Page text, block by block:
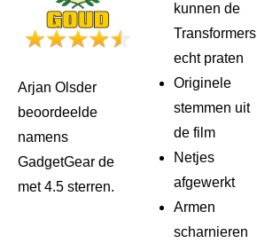
Arjan Olsder
beoordeelde
namens
GadgetGear de
met 4.5 sterren.
kunnen de
Transformers
echt praten
Originele
stemmen uit
de film
Netjes
afgewerkt
Armen
scharnieren